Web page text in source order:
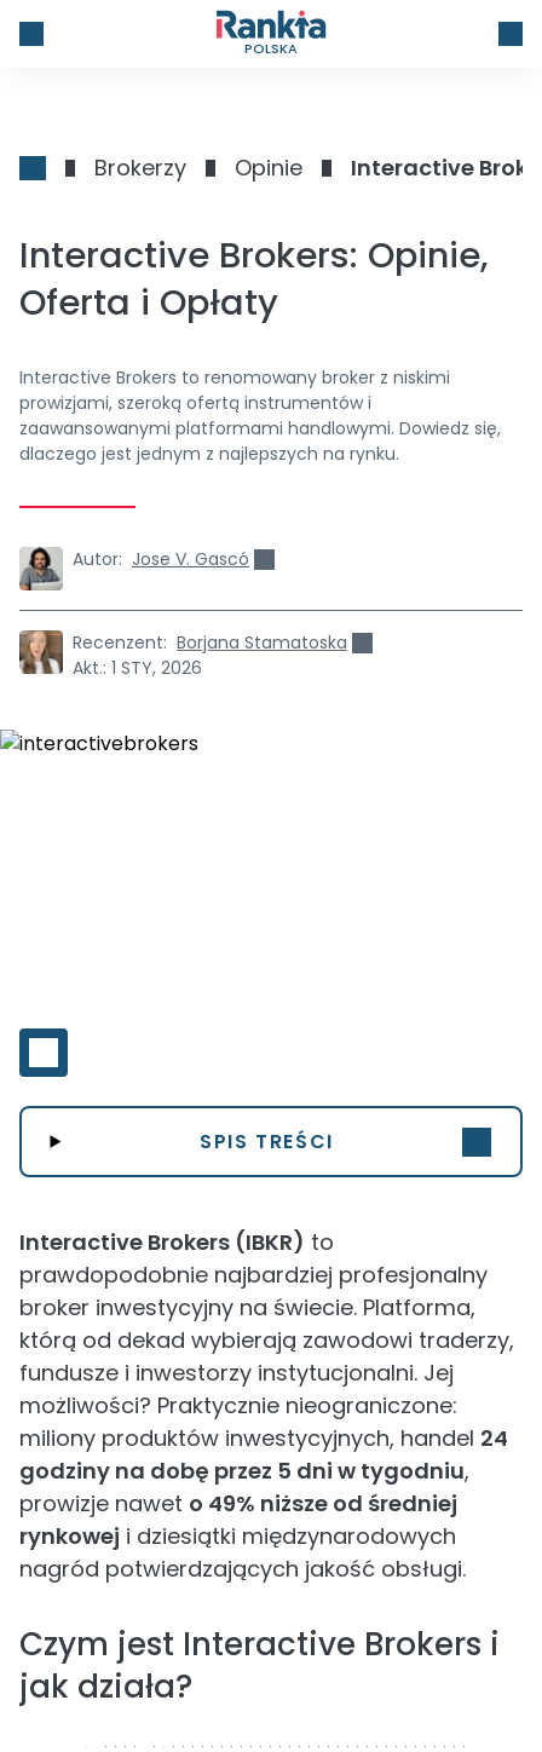
POLSKA
Brokerzy Opinie Interactive
Interactive Brokers: Opinie,
Oferta i Opłaty
Interactive Brokers to renomowany broker z niskimi
prowizjami, szeroką ofertą instrumentów i
zaawansowanymi platformami handlowymi. Dowiedz się,
dlaczego jest jednym z najlepszych na rynku.
Autor: Jose V. Gascó
Recenzent: Borjana Stamatoska
Akt.: 1 STY, 2026
SPIS TREŚCI
Interactive Brokers (IBKR) to
prawdopodobnie najbardziej profesjonalny
broker inwestycyjny na świecie. Platforma,
którą od dekad wybierają zawodowi traderzy,
fundusze i inwestorzy instytucjonalni. Jej
możliwości? Praktycznie nieograniczone:
miliony produktów inwestycyjnych, handel 24
godziny na dobę przez 5 dni w tygodniu,
prowizje nawet o 49% niższe od średniej
rynkowej i dziesiątki międzynarodowych
nagród potwierdzających jakość obsługi.
Czym jest Interactive Brokers i
jak działa?